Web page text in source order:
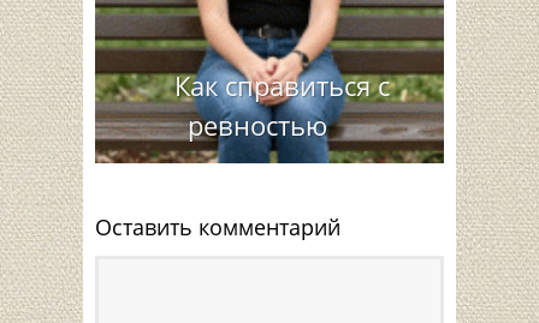
Как справиться с
ревностью
Оставить комментарий